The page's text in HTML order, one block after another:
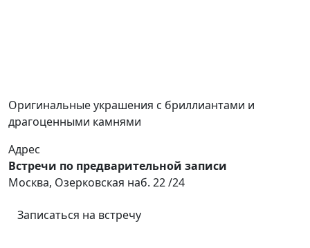
Оригинальные украшения с бриллиантами и
драгоценными камнями
Адрес
Встречи по предварительной записи
Москва, Озерковская наб. 22 /24
Записаться на встречу